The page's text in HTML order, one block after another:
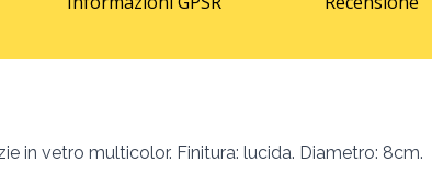
in vetro multicolor. Finitura: lucida. Diametro: 8cm.